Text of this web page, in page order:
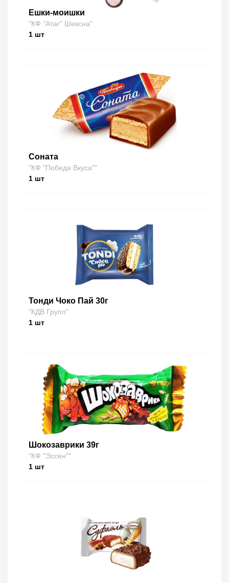
Ешки-моишки
"КФ "Атаг" Шексна"
1 шт
Соната
"КФ "Победа Вкуса""
1 шт
Тонди Чоко Пай 30г
"КДВ Групп"
1 шт
Шокозаврики 39г
"КФ "Эссен""
1 шт